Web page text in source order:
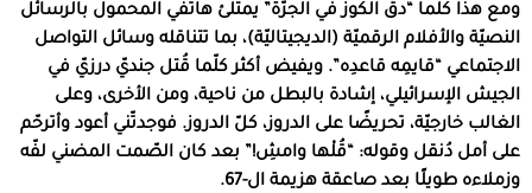
ومع هذا كلّما “دقّ الكوز في الجرّة” يمتلئ هاتفي المحمول بالرسائل
النصيّة والأفلام الرقميّة (الديجيتاليّة)، بما تتناقله وسائل التواصل
الاجتماعي “قايمِه قاعدِه”. ويفيض أكثر كلّما قُتل جنديّ درزيّ في
الجيش الإسرائيلي، إشادة بالبطل من ناحية، ومن الأخرى، وعلى
الغالب خارجيّة، تحريضًا على الدروز، كلّ الدروز. فوجدتّني أعود وأترحّم
على أمل دُنقل وقوله: “قُلْها وامشِ!” بعد كان الصّمت المضني لفّه
وزملاءه طويلًا بعد صاعقة هزيمة ال-67.